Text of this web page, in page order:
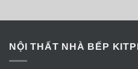
NỘI THẤT NHÀ BẾP